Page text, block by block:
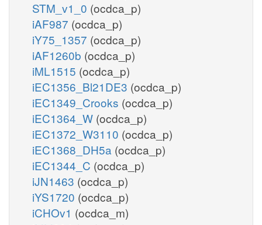
STM_v1_0 (ocdca_p)
iAF987 (ocdca_p)
iY75_1357 (ocdca_p)
iAF1260b (ocdca_p)
iML1515 (ocdca_p)
iEC1356_Bl21DE3 (ocdca_p)
iEC1349_Crooks (ocdca_p)
iEC1364_W (ocdca_p)
iEC1372_W3110 (ocdca_p)
iEC1368_DH5a (ocdca_p)
iEC1344_C (ocdca_p)
iJN1463 (ocdca_p)
iYS1720 (ocdca_p)
iCHOv1 (ocdca_m)